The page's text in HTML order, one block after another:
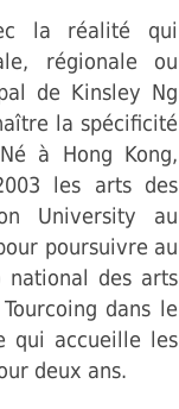
la réalité qui
régionale ou
de Kinsley Ng
la spécificité
à Hong Kong,
les arts des
University au
poursuivre au
national des arts
dans le
qui accueille les
deux ans.